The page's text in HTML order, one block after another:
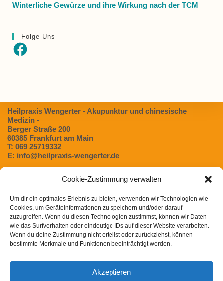
Cookie-Zustimmung verwalten
Um dir ein optimales Erlebnis zu bieten, verwenden wir Technologien wie
Cookies, um Geräteinformationen zu speichern und/oder darauf
zuzugreifen. Wenn du diesen Technologien zustimmst, können wir Daten
wie das Surfverhalten oder eindeutige IDs auf dieser Website verarbeiten.
Wenn du deine Zustimmung nicht erteilst oder zurückziehst, können
bestimmte Merkmale und Funktionen beeinträchtigt werden.
Akzeptieren
Winterliche Gewürze und ihre Wirkung nach der TCM
Folge Uns
Facebook
Heilpraxis Wengerter - Akupunktur und chinesische
Medizin -
Berger Straße 200
60385 Frankfurt am Main
T: 069 25719332
E: info@heilpraxis-wengerter.de
Dünndarmfehlbesiedlungssyndrom (SIBO) – Eine
unterschätzte Ursache für Verdauungsbeschwerden
Magen- / Darmbeschwerden in der TCM
Chinesische Arzneimitteltherapie bei Heuschnupfen
Winterliche Gewürze und ihre Wirkung nach der TCM